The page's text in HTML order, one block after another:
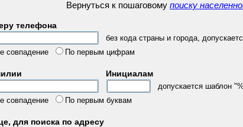
Вернуться к пошаговому поиску
телефона
без кода страны и города,
совпадение
По первым цифрам
Инициалам
допускается шаблон
совпадение
По первым буквам
для поиска по адресу